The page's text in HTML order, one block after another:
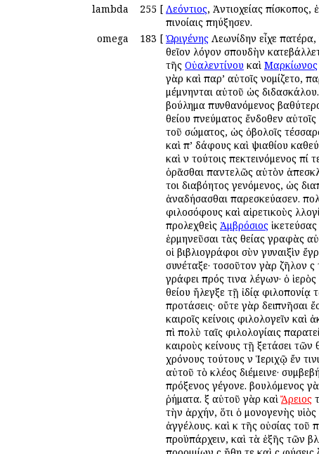
lambda
255 [ Λεόντιος, Ἀντιοχείας ἐπίσκοπος,
ἐπινοίαις ἐπηύξησεν.
omega
183 [ Ὠριγένης Λεωνίδην εἶχε πατέρα,
θεῖον λόγον σπουδὴν
τῆς Οὐαλεντίνου καὶ Μαρκίωνος
γὰρ καὶ παρ’ αὐτοῖς ἐνομίζετο,
μέμνηνται αὐτοῦ ὡς
βούλημα πυνθανόμενος
θείου πνεύματος ἔνδοθεν
τοῦ σώματος, ὡς ὀβολοῖς
καὶ ἐπ’ ἐδάφους καὶ ψιαθίου
καὶ ἐν τούτοις ἐπεκτεινόμενος
ὁρᾶσθαι παντελῶς αὐτὸν
τοι διαβόητος γενόμενος, ὡς
ἀναδήσασθαι παρεσκεύασεν.
φιλοσόφους καὶ αἱρετικοὺς
προλεχθεὶς Ἀμβρόσιος
ἑρμηνεῦσαι τὰς θείας γραφὰς
οἱ βιβλιογράφοι σὺν γυναιξὶν
συνέταξε· τοσοῦτον γὰρ ζῆλον
γράφει πρός τινα λέγων· ὁ
θείου ἤλεγξε τῇ ἰδίᾳ
προτάσεις· οὔτε γὰρ δειπνῆσαι
καιροῖς ἐκείνοις φιλολογεῖν
ἐπὶ πολὺ ταῖς φιλολογίαις
καιροὺς ἐκείνους τῇ ἐξετάσει
χρόνους τούτους ἐν Ἱεριχῷ ἔν
αὐτοῦ τὸ κλέος διέμεινε·
πρόξενος γέγονε. βουλόμενος
ῥήματα. ἐξ αὐτοῦ γὰρ καὶἌρειος
τὴν ἀρχήν, ὅτι ὁ μονογενὴς
ἀγγέλους. καὶ ἐκ τῆς οὐσίας
προϋπάρχειν, καὶ τὰ ἑξῆς τῶν